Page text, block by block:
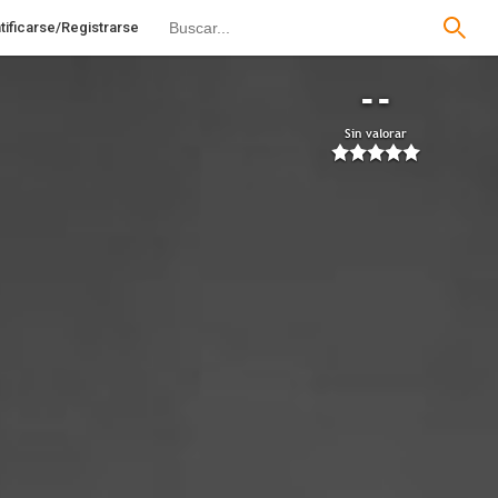
Registrarse
--
Sin valorar